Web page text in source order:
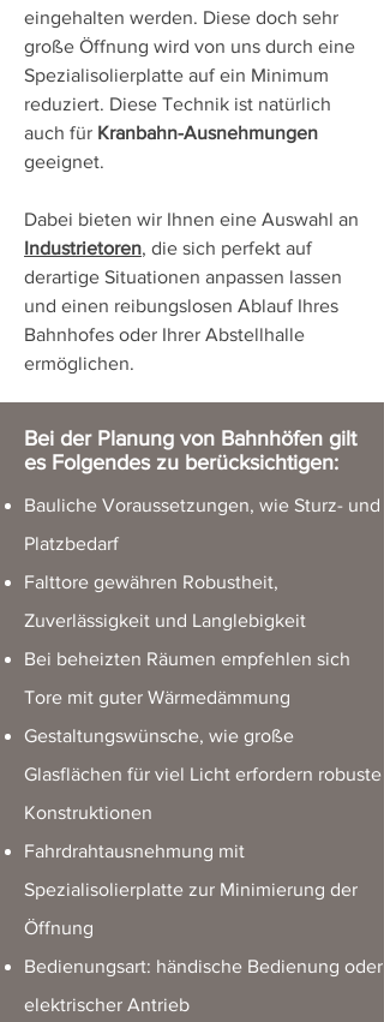
eingehalten werden. Diese doch sehr
große Öffnung wird von uns durch eine
Spezialisolierplatte auf ein Minimum
reduziert. Diese Technik ist natürlich
auch für Kranbahn-Ausnehmungen
geeignet.
Dabei bieten wir Ihnen eine Auswahl an
Industrietoren, die sich perfekt auf
derartige Situationen anpassen lassen
und einen reibungslosen Ablauf Ihres
Bahnhofes oder Ihrer Abstellhalle
ermöglichen.
Bei der Planung von Bahnhöfen gilt
es Folgendes zu berücksichtigen:
Bauliche Voraussetzungen, wie Sturz- und
Platzbedarf
Falttore gewähren Robustheit,
Zuverlässigkeit und Langlebigkeit
Bei beheizten Räumen empfehlen sich
Tore mit guter Wärmedämmung
Gestaltungswünsche, wie große
Glasflächen für viel Licht erfordern robuste
Konstruktionen
Fahrdrahtausnehmung mit
Spezialisolierplatte zur Minimierung der
Öffnung
Bedienungsart: händische Bedienung oder
elektrischer Antrieb